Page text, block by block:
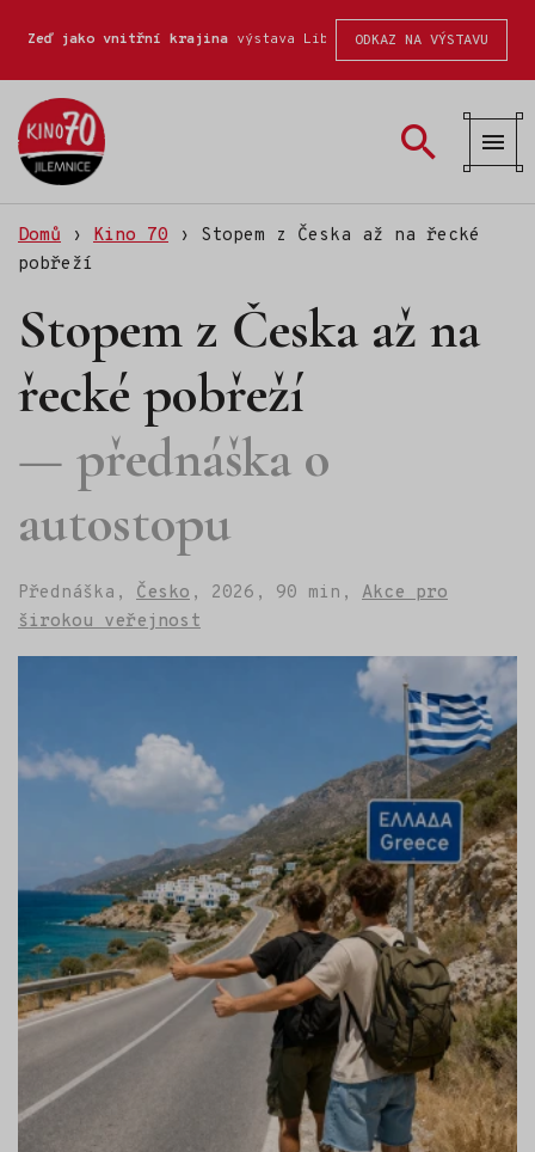
Zeď jako vnitřní krajina výstava Liberecké školy fotografické
ODKAZ NA VÝSTAVU
70
Domů › Kino 70 › Stopem z Česka až na řecké
pobřeží
Stopem z Česka až na
řecké pobřeží
přednáška o
autostopu
Přednáška, Česko , 2026, 90 min, Akce pro
širokou veřejnost